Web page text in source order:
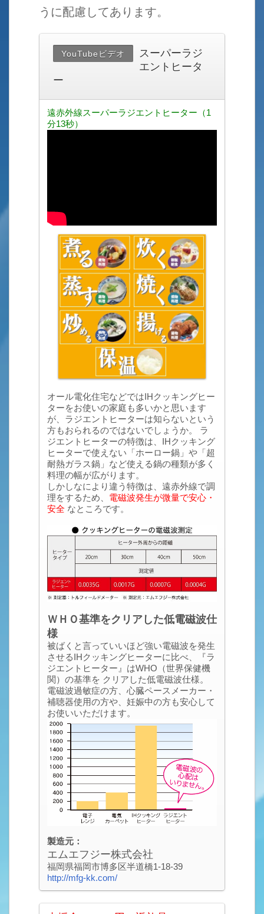
うに配慮してあります。
YouTubeビデオ
スーパーラジ
エントヒータ
ー
遠赤外線スーパーラジエントヒーター（1
分13秒）
オール電化住宅などではIHクッキングヒー
ターをお使いの家庭も多いかと思います
が、ラジエントヒーターは知らないという
方もおられるのではないでしょうか。 ラ
ジエントヒーターの特徴は、IHクッキング
ヒーターで使えない「ホーロー鍋」や「超
耐熱ガラス鍋」など使える鍋の種類が多く
料理の幅が広がります。
しかしなにより違う特徴は、遠赤外線で調
理をするため、 電磁波発生が微量で安心・
安全 なところです。
ＷＨＯ基準をクリアした低電磁波仕
様
被ばくと言っていいほど強い電磁波を発生
させるIHクッキングヒーターに比べ、『ラ
ジエントヒーター』はWHO（世界保健機
関）の基準を クリアした低電磁波仕様。
電磁波過敏症の方、心臓ペースメーカー・
補聴器使用の方や、妊娠中の方も安心して
お使いいただけます。
製造元：
エムエフジー株式会社
福岡県福岡市博多区半道橋1-18-39
http://mfg-kk.com/